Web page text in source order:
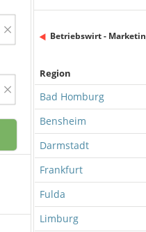
Betriebswirt -
Region
Bad Homburg
Bensheim
Darmstadt
Frankfurt
Fulda
Limburg
×
×